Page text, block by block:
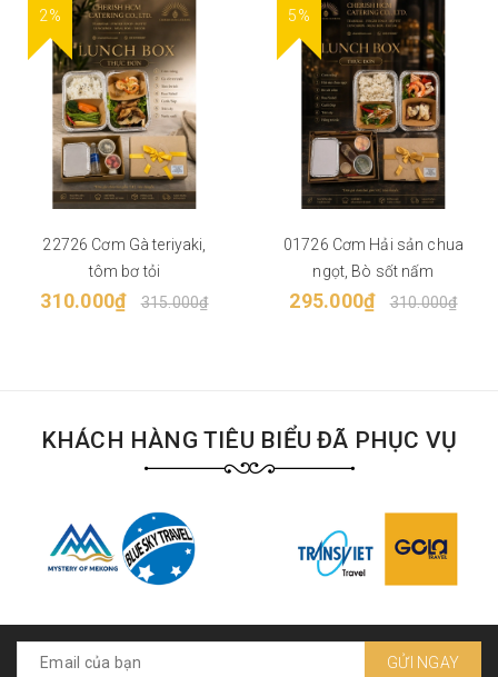
2%
22726 Cơm Gà teriyaki,
tôm bơ tỏi
310.000₫ 315.000₫
5%
01726 Cơm Hải sản chua
ngọt, Bò sốt nấm
295.000₫ 310.000₫
KHÁCH HÀNG TIÊU BIỂU ĐÃ PHỤC VỤ
GỬI NGAY